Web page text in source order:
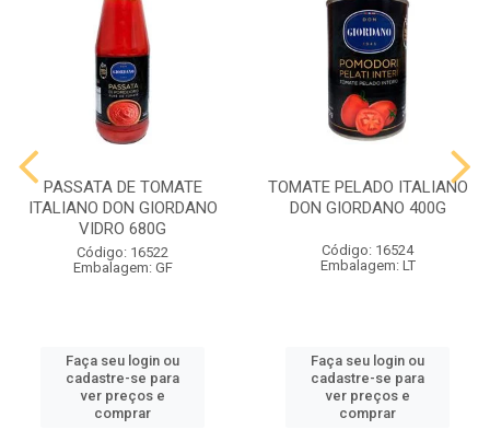
PASSATA DE TOMATE
ITALIANO DON GIORDANO
VIDRO 680G
Código: 16522
Embalagem: GF
Faça seu login ou
cadastre-se para
ver preços e
comprar
TOMATE PELADO ITALIANO
DON GIORDANO 400G
Código: 16524
Embalagem: LT
Faça seu login ou
cadastre-se para
ver preços e
comprar